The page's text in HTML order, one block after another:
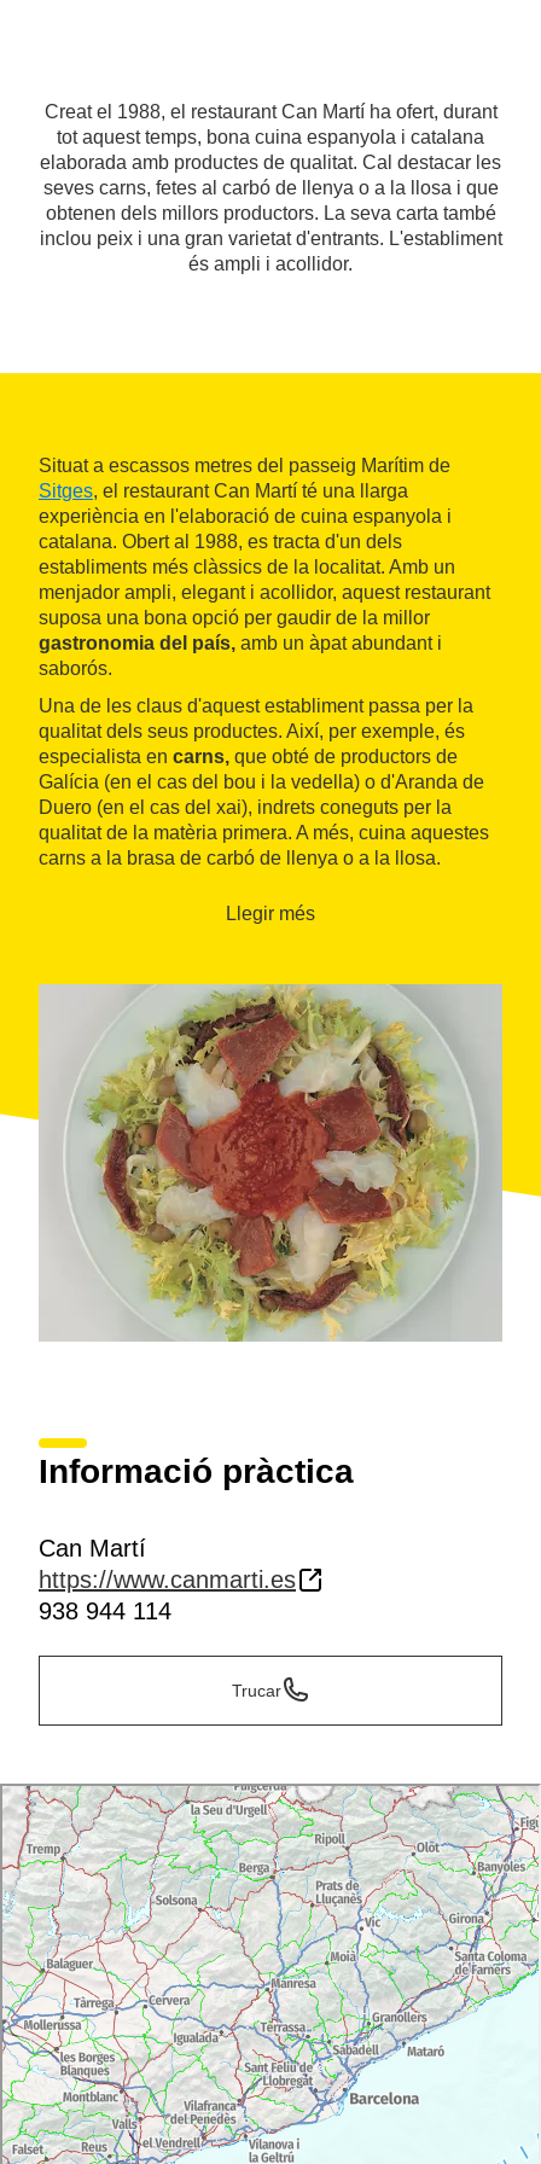
Creat el 1988, el restaurant Can Martí ha ofert, durant
tot aquest temps, bona cuina espanyola i catalana
elaborada amb productes de qualitat. Cal destacar les
seves carns, fetes al carbó de llenya o a la llosa i que
obtenen dels millors productors. La seva carta també
inclou peix i una gran varietat d'entrants. L'establiment
és ampli i acollidor.
Situat a escassos metres del passeig Marítim de
Sitges, el restaurant Can Martí té una llarga
experiència en l'elaboració de cuina espanyola i
catalana. Obert al 1988, es tracta d'un dels
establiments més clàssics de la localitat. Amb un
menjador ampli, elegant i acollidor, aquest restaurant
suposa una bona opció per gaudir de la millor
gastronomia del país, amb un àpat abundant i
saborós.
Una de les claus d'aquest establiment passa per la
qualitat dels seus productes. Així, per exemple, és
especialista en carns, que obté de productors de
Galícia (en el cas del bou i la vedella) o d'Aranda de
Duero (en el cas del xai), indrets coneguts per la
qualitat de la matèria primera. A més, cuina aquestes
carns a la brasa de carbó de llenya o a la llosa.
plats de peix, aprofitant la tradició marinera de Sitges,
ibèric, les croquetes o les braves) iplats de la terra,
o els caragols.
Llegir més
Informació pràctica
Can Martí
https://www.canmarti.es
938 944 114
Trucar